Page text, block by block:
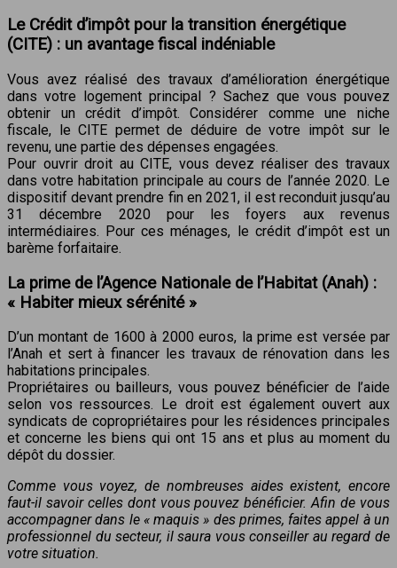
Le Crédit d’impôt pour la transition énergétique
(CITE) : un avantage fiscal indéniable
Vous avez réalisé des travaux d’amélioration énergétique
dans votre logement principal ? Sachez que vous pouvez
obtenir un crédit d’impôt. Considérer comme une niche
fiscale, le CITE permet de déduire de votre impôt sur le
revenu, une partie des dépenses engagées.
Pour ouvrir droit au CITE, vous devez réaliser des travaux
dans votre habitation principale au cours de l’année 2020. Le
dispositif devant prendre fin en 2021, il est reconduit jusqu’au
31 décembre 2020 pour les foyers aux revenus
intermédiaires. Pour ces ménages, le crédit d’impôt est un
barème forfaitaire.
La prime de l’Agence Nationale de l’Habitat (Anah) :
« Habiter mieux sérénité »
D’un montant de 1600 à 2000 euros, la prime est versée par
l’Anah et sert à financer les travaux de rénovation dans les
habitations principales.
Propriétaires ou bailleurs, vous pouvez bénéficier de l’aide
selon vos ressources. Le droit est également ouvert aux
syndicats de copropriétaires pour les résidences principales
et concerne les biens qui ont 15 ans et plus au moment du
dépôt du dossier.
Comme vous voyez, de nombreuses aides existent, encore
faut-il savoir celles dont vous pouvez bénéficier. Afin de vous
accompagner dans le « maquis » des primes, faites appel à un
professionnel du secteur, il saura vous conseiller au regard de
votre situation.